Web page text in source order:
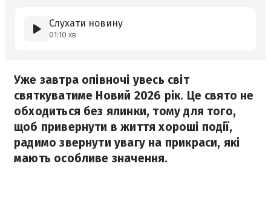
Слухати новину
01:10 хв
Уже завтра опівночі увесь світ
святкуватиме Новий 2026 рік. Це свято не
обходиться без ялинки, тому для того,
щоб привернути в життя хороші події,
радимо звернути увагу на прикраси, які
мають особливе значення.